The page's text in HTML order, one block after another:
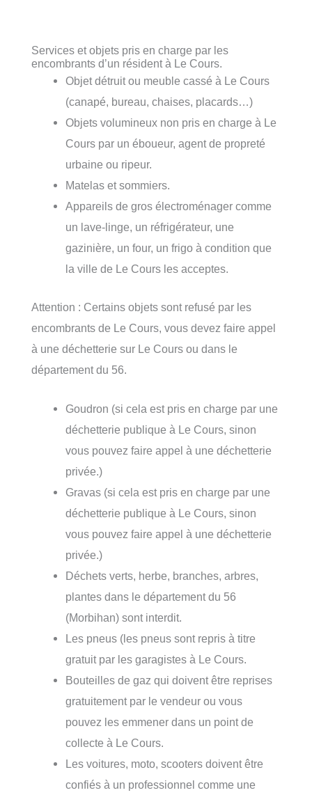
Services et objets pris en charge par les
encombrants d’un résident à Le Cours.
Objet détruit ou meuble cassé à Le Cours
(canapé, bureau, chaises, placards…)
Objets volumineux non pris en charge à Le
Cours par un éboueur, agent de propreté
urbaine ou ripeur.
Matelas et sommiers.
Appareils de gros électroménager comme
un lave-linge, un réfrigérateur, une
gazinière, un four, un frigo à condition que
la ville de Le Cours les acceptes.
Attention : Certains objets sont refusé par les
encombrants de Le Cours, vous devez faire appel
à une déchetterie sur Le Cours ou dans le
département du 56.
Goudron (si cela est pris en charge par une
déchetterie publique à Le Cours, sinon
vous pouvez faire appel à une déchetterie
privée.)
Gravas (si cela est pris en charge par une
déchetterie publique à Le Cours, sinon
vous pouvez faire appel à une déchetterie
privée.)
Déchets verts, herbe, branches, arbres,
plantes dans le département du 56
(Morbihan) sont interdit.
Les pneus (les pneus sont repris à titre
gratuit par les garagistes à Le Cours.
Bouteilles de gaz qui doivent être reprises
gratuitement par le vendeur ou vous
pouvez les emmener dans un point de
collecte à Le Cours.
Les voitures, moto, scooters doivent être
confiés à un professionnel comme une